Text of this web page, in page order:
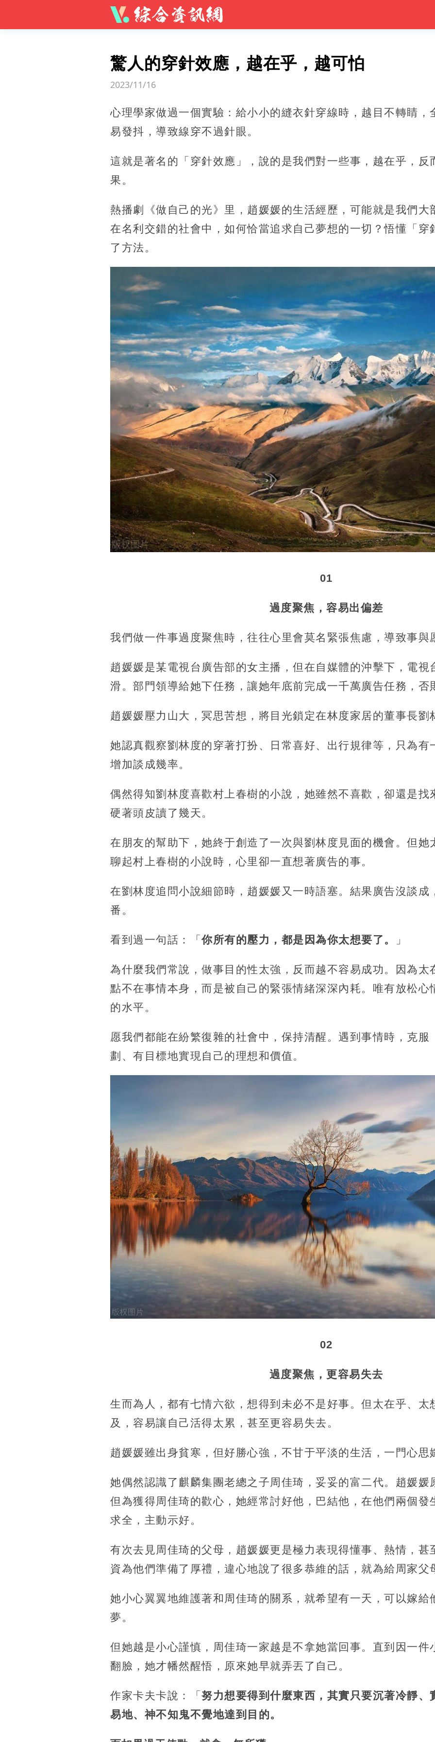
驚人的穿針效應，越在乎，越可怕
2023/11/16
心理學家做過一個實驗：給小小的縫衣針穿線時，越目不轉睛，
易發抖，導致線穿不過針眼。
這就是著名的「穿針效應」，說的是我們對一些事，越在乎，反
果。
熱播劇《做自己的光》里，趙媛媛的生活經歷，可能就是我們大
在名利交錯的社會中，如何恰當追求自己夢想的一切？悟懂「穿
了方法。
01
過度聚焦，容易出偏差
我們做一件事過度聚焦時，往往心里會莫名緊張焦慮，導致事與
趙媛媛是某電視台廣告部的女主播，但在自媒體的沖擊下，電視
滑。部門領導給她下任務，讓她年底前完成一千萬廣告任務，否
趙媛媛壓力山大，冥思苦想，將目光鎖定在林度家居的董事長劉
她認真觀察劉林度的穿著打扮、日常喜好、出行規律等，只為有
增加談成幾率。
偶然得知劉林度喜歡村上春樹的小說，她雖然不喜歡，卻還是找
硬著頭皮讀了幾天。
在朋友的幫助下，她終于創造了一次與劉林度見面的機會。但她
聊起村上春樹的小說時，心里卻一直想著廣告的事。
在劉林度追問小說細節時，趙媛媛又一時語塞。結果廣告沒談成
番。
看到過一句話：「你所有的壓力，都是因為你太想要了。 」
為什麼我們常說，做事目的性太強，反而越不容易成功。因為太
點不在事情本身，而是被自己的緊張情緒深深內耗。唯有放松心
的水平。
愿我們都能在紛繁復雜的社會中，保持清醒。遇到事情時，克服
劃、有目標地實現自己的理想和價值。
02
過度聚焦，更容易失去
生而為人，都有七情六欲，想得到未必不是好事。但太在乎、太
及，容易讓自己活得太累，甚至更容易失去。
趙媛媛雖出身貧寒，但好勝心強，不甘于平淡的生活，一門心思
她偶然認識了麒麟集團老總之子周佳琦，妥妥的富二代。趙媛媛
但為獲得周佳琦的歡心，她經常討好他，巴結他，在他們兩個發
求全，主動示好。
有次去見周佳琦的父母，趙媛媛更是極力表現得懂事、熱情，甚
資為他們準備了厚禮，違心地說了很多恭維的話，就為給周家父
她小心翼翼地維護著和周佳琦的關系，就希望有一天，可以嫁給
夢。
但她越是小心謹慎，周佳琦一家越是不拿她當回事。直到因一件
翻臉，她才幡然醒悟，原來她早就弄丟了自己。
作家卡夫卡說：「努力想要得到什麼東西，其實只要沉著冷靜、
易地、神不知鬼不覺地達到目的。